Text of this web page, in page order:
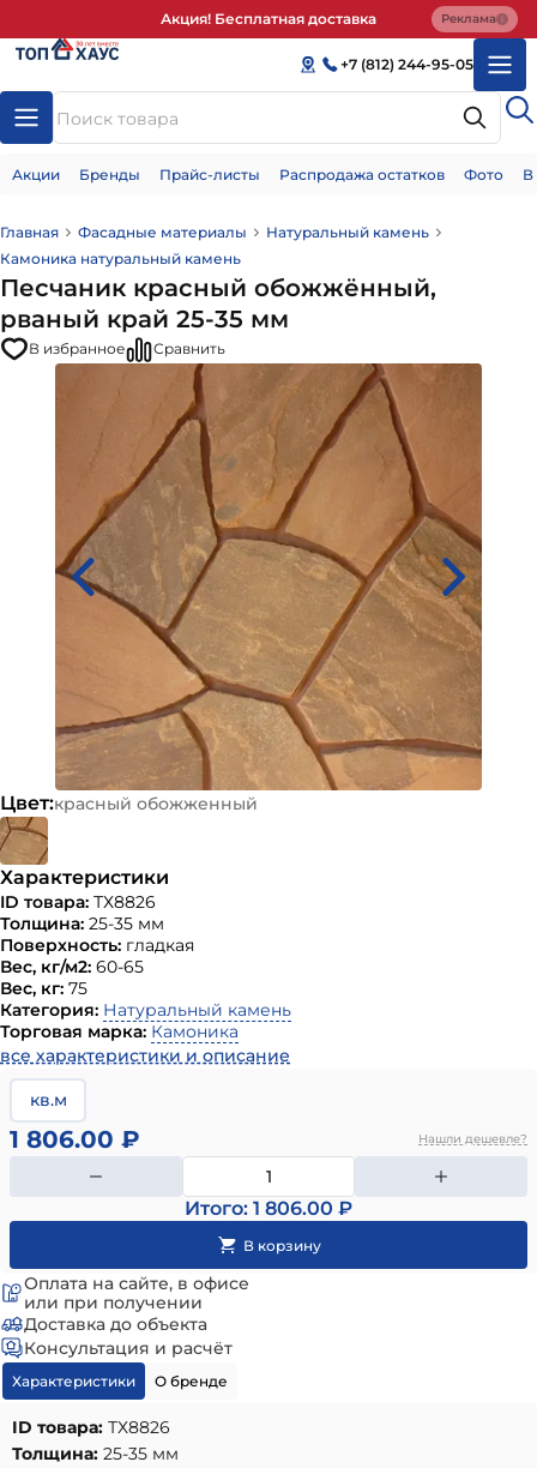
Акция! Бесплатная доставка Реклама
+7 (812) 244-95-05
Акции Бренды Прайс-листы Распродажа остатков Фото
Главная Фасадные материалы
Натуральный камень
Камоника натуральный камень
Песчаник красный обожжённый,
рваный край 25-35 мм
В избранное Сравнить
Цвет:красный обожженный
Характеристики
ID товара: ТХ8826
Толщина: 25-35 мм
Поверхность: гладкая
Вес, кг/м2: 60-65
Вес, кг: 75
Категория: Натуральный камень
Торговая марка: Камоника
все характеристики и описание
кв.м
1 806.00 ₽ Нашли дешевле?
Итого: 1 806.00 ₽
Оплата на сайте, в офисе
или при получении
Доставка до объекта
Консультация и расчёт
Характеристики О бренде
ID товара: ТХ8826
Толщина: 25-35 мм